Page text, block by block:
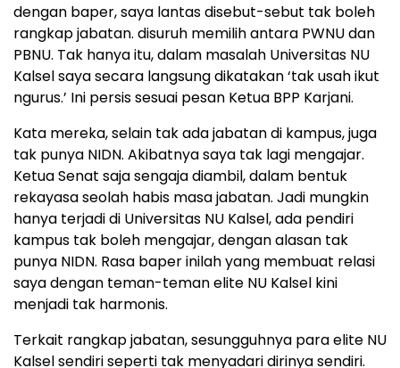
dengan baper, saya lantas disebut-sebut tak boleh
rangkap jabatan. disuruh memilih antara PWNU dan
PBNU. Tak hanya itu, dalam masalah Universitas NU
Kalsel saya secara langsung dikatakan ‘tak usah ikut
ngurus.’ Ini persis sesuai pesan Ketua BPP Karjani.
Kata mereka, selain tak ada jabatan di kampus, juga
tak punya NIDN. Akibatnya saya tak lagi mengajar.
Ketua Senat saja sengaja diambil, dalam bentuk
rekayasa seolah habis masa jabatan. Jadi mungkin
hanya terjadi di Universitas NU Kalsel, ada pendiri
kampus tak boleh mengajar, dengan alasan tak
punya NIDN. Rasa baper inilah yang membuat relasi
saya dengan teman-teman elite NU Kalsel kini
menjadi tak harmonis.
Terkait rangkap jabatan, sesungguhnya para elite NU
Kalsel sendiri seperti tak menyadari dirinya sendiri.